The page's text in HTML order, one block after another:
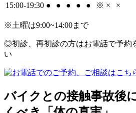
15:00-19:30 ● ● ● ● ● ※ × ×
※土曜は9:00~14:00まで
◎初診、再初診の方はお電話で予約
い
バイクとの接触事故後